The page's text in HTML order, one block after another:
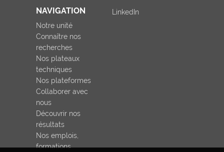
NAVIGATION
Notre unité
Connaître nos
recherches
Nos plateaux
techniques
Nos plateformes
Collaborer avec
nous
Découvrir nos
résultats
Nos emplois,
formations
LinkedIn